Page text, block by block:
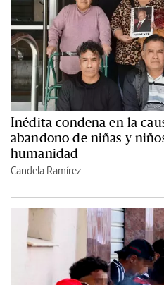
Inédita condena en la
abandono de niñas y
humanidad
Candela Ramírez